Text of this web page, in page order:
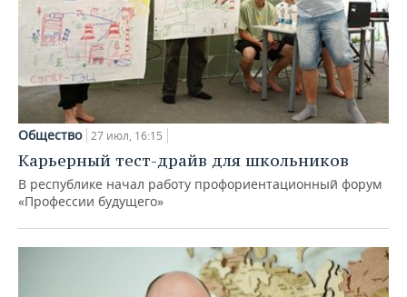
Общество 27 июл, 16:15
Карьерный тест-драйв для школьников
В республике начал работу профориентационный форум
«Профессии будущего»